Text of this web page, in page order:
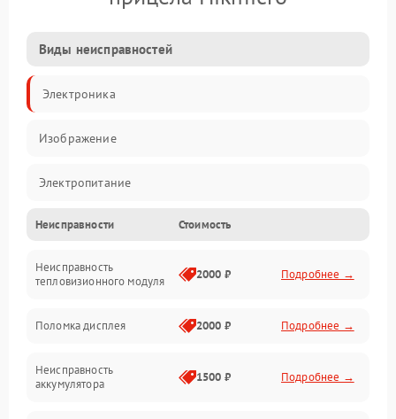
Виды неисправностей
Электроника
Изображение
Электропитание
Измерения
Матрица
Неисправности Стоимость
Неисправность
тепловизионного модуля
2000 ₽ Подробнее →
Поломка дисплея 2000 ₽ Подробнее →
Неисправность
аккумулятора
1500 ₽ Подробнее →